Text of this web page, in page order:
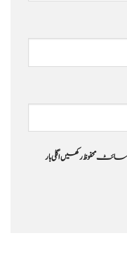
محفوظ رکھیں اگلی بار